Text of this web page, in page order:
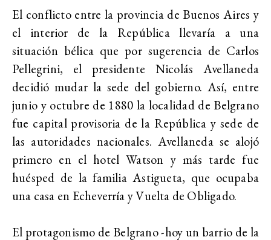
El conflicto entre la provincia de Buenos Aires y
el interior de la República llevaría a una
situación bélica que por sugerencia de Carlos
Pellegrini, el presidente Nicolás Avellaneda
decidió mudar la sede del gobierno. Así, entre
junio y octubre de 1880 la localidad de Belgrano
fue capital provisoria de la República y sede de
las autoridades nacionales. Avellaneda se alojó
primero en el hotel Watson y más tarde fue
huésped de la familia Astigueta, que ocupaba
una casa en Echeverría y Vuelta de Obligado.
El protagonismo de Belgrano -hoy un barrio de la